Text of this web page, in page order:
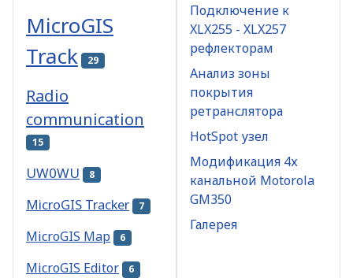
MicroGIS
Track
29
Radio
communication
15
UW0WU 8
MicroGIS Tracker 7
MicroGIS Map 6
MicroGIS Editor 6
Подключение к
XLX255 - XLX257
рефлекторам
Анализ зоны
покрытия
ретранслятора
HotSpot узел
Модификация 4х
канальной Motorola
GM350
Галерея